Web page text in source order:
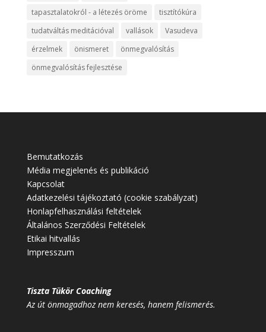
tapasztalatokról - a létezés öröme
tisztítókúra
tudatváltás meditációval
vallások
Vasudeva
érzelmek
önismeret
önmegvalósítás
önmegvalósítás fejlesztése
Bemutatkozás
Média megjelenés és publikáció
Kapcsolat
Adatkezelési tájékoztató (cookie szabályzat)
Honlapfelhasználási feltételek
Általános Szerződési Feltételek
Etikai hitvallás
Impresszum
Tiszta Tükör Coaching
Az út önmagadhoz nem keresés, hanem felismerés.